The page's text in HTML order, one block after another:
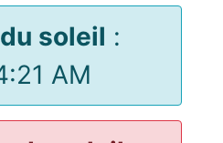
soleil :
AM